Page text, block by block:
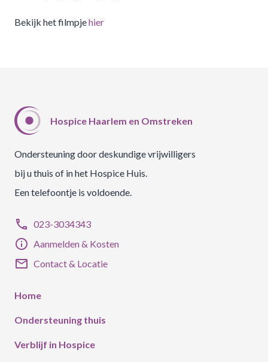
Bekijk het filmpjehier
Hospice Haarlem en Omstreken
Ondersteuning door deskundige vrijwilligers
bij u thuis of in het Hospice Huis.
Een telefoontje is voldoende.
phone 023-3034343
info Aanmelden & Kosten
mail Contact & Locatie
Home
Ondersteuning thuis
Verblijf in Hospice